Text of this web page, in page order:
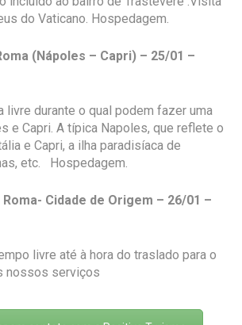
do Vaticano. Hospedagem.
(Nápoles – Capri) – 25/01 –
livre durante o qual podem fazer uma
e Capri. A típica Napoles, que reflete o
e Capri, a ilha paradisíaca de
etc. Hospedagem.
Cidade de Origem – 26/01 –
livre até à hora do traslado para o
nossos serviços